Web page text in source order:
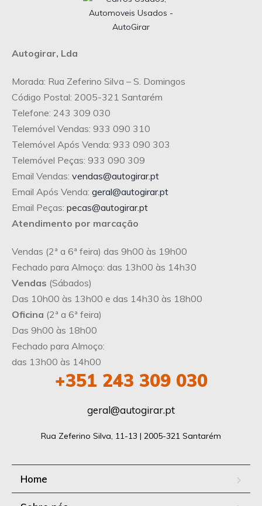
Autogirar, Lda
Morada: Rua Zeferino Silva – S. Domingos
Código Postal: 2005-321 Santarém
Telefone: 243 309 030
Telemóvel Vendas: 933 090 310
Telemóvel Após Venda: 933 090 303
Telemóvel Peças: 933 090 309
Email Vendas: vendas@autogirar.pt
Email Após Venda: geral@autogirar.pt
Email Peças: pecas@autogirar.pt
Atendimento por marcação
Vendas (2ª a 6ª feira) das 9h00 às 19h00
Fechado para Almoço: das 13h00 às 14h30
Vendas (Sábados)
Das 10h00 às 13h00 e das 14h30 às 18h00
Oficina (2ª a 6ª feira)
Das 9h00 às 18h00
Fechado para Almoço:
das 13h00 às 14h00
+351 243 309 030
geral@autogirar.pt
Rua Zeferino Silva, 11-13 | 2005-321 Santarém
Home